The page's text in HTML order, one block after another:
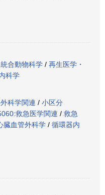
統合動物科学 / 再生医学・
科学
科学関連 / 小区分
救急医学関連 / 救急
臓血管外科学 / 循環器内